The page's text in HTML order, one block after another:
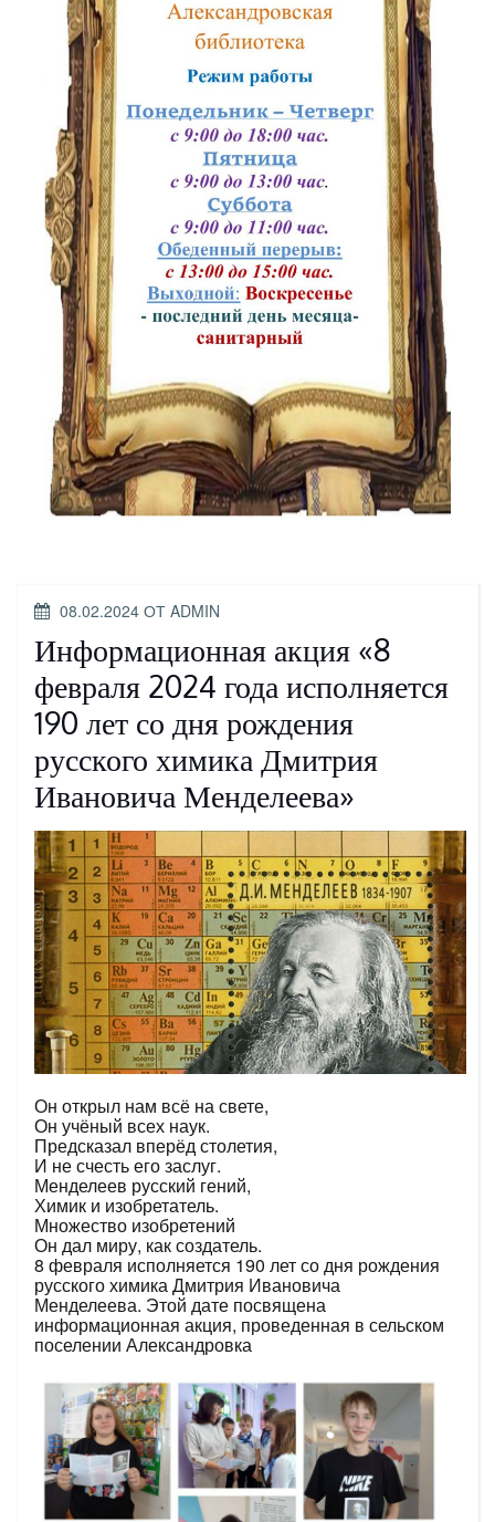
ОПУБЛИКОВАНО
08.02.2024 ОТ ADMIN
Информационная акция «8
февраля 2024 года исполняется
190 лет со дня рождения
русского химика Дмитрия
Ивановича Менделеева»
Он открыл нам всё на свете,
Он учёный всех наук.
Предсказал вперёд столетия,
И не счесть его заслуг.
Менделеев русский гений,
Химик и изобретатель.
Множество изобретений
Он дал миру, как создатель.
8 февраля исполняется 190 лет со дня рождения
русского химика Дмитрия Ивановича
Менделеева. Этой дате посвящена
информационная акция, проведенная в сельском
поселении Александровка